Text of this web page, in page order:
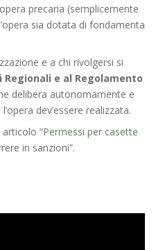
precaria (semplicemente
sia dotata di fondamenta
e a chi rivolgersi si
Regionali e al Regolamento
delibera autonomamente e
dev’essere realizzata.
“Permessi per casette
in sanzioni”.